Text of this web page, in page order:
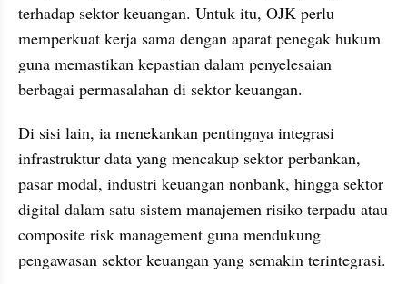
terhadap sektor keuangan. Untuk itu, OJK perlu
memperkuat kerja sama dengan aparat penegak hukum
guna memastikan kepastian dalam penyelesaian
berbagai permasalahan di sektor keuangan.
Di sisi lain, ia menekankan pentingnya integrasi
infrastruktur data yang mencakup sektor perbankan,
pasar modal, industri keuangan nonbank, hingga sektor
digital dalam satu sistem manajemen risiko terpadu atau
composite risk management guna mendukung
pengawasan sektor keuangan yang semakin terintegrasi.